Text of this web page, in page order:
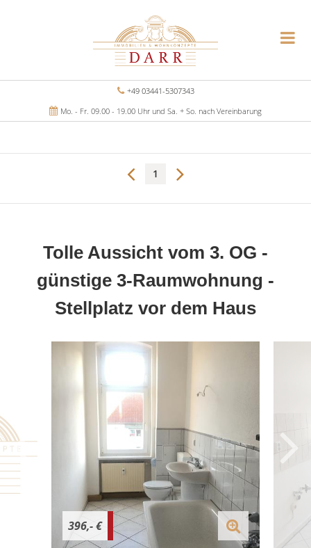
+49 03441-5307343
Mo. - Fr. 09.00 - 19.00 Uhr und Sa. + So. nach Vereinbarung
1
Tolle Aussicht vom 3. OG -
günstige 3-Raumwohnung -
Stellplatz vor dem Haus
396,- €